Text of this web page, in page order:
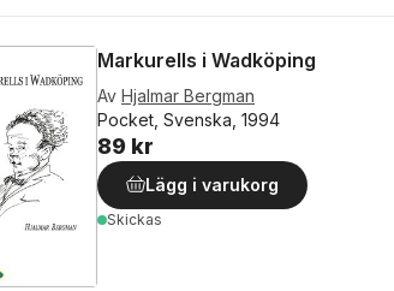
Markurells i Wadköping
Av Hjalmar Bergman
Pocket, Svenska, 1994
89 kr
Lägg i varukorg
Skickas